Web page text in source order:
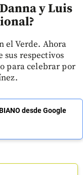
y Luis
el Verde. Ahora
sus respectivos
para celebrar por
desde Google